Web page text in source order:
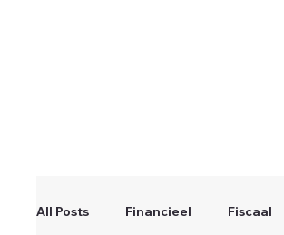
All Posts Financieel Fiscaal